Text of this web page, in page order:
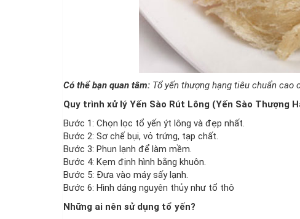
Có thể bạn quan tâm: Tổ yến thượng hạng tiêu chuẩn cao
Quy trình xử lý Yến Sào Rút Lông (Yến Sào Thượng
Bước 1: Chọn lọc tổ yến ýt lông và đẹp nhất.
Bước 2: Sơ chế bụi, vỏ trứng, tạp chất.
Bước 3: Phun lạnh để làm mềm.
Bước 4: Kẹm định hình bằng khuôn.
Bước 5: Đưa vào máy sấy lạnh.
Bước 6: Hình dáng nguyên thủy như tổ thô
Những ai nên sử dụng tổ yến?